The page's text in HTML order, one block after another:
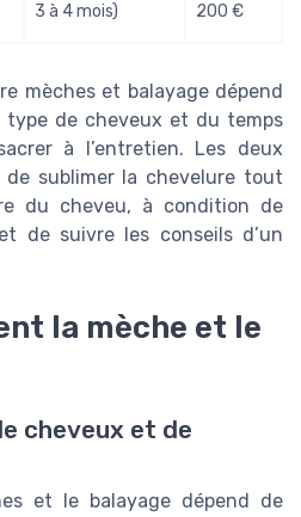
3 à 4 mois)
200 €
mèches et balayage dépend
type de cheveux et du temps
à l’entretien. Les deux
sublimer la chevelure tout
du cheveu, à condition de
de suivre les conseils d’un
la mèche et le
cheveux et de
et le balayage dépend de